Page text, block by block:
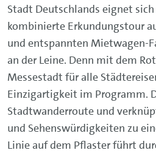
Stadt Deutschlands eignet
kombinierte Erkundungstour
und entspannten Mietwagen-
an der Leine. Denn mit dem
Messestadt für alle
Einzigartigkeit im Programm.
Stadtwanderroute und
und Sehenswürdigkeiten zu
Linie auf dem Pflaster führt